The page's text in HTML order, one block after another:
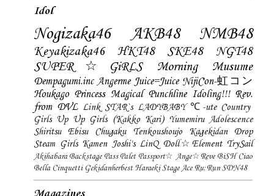
Idol
Nogizaka46 AKB48 NMB48
Keyakizaka46 HKT48 SKE48
NGT48
SUPER☆GiRLS
Morning Musume
Dempagumi.inc Angerme Juice=Juice NijiCon-虹コン
Houkago Princess Magical Punchline Idoling!!! Rev.
from DVL Link STAR`s LADYBABY ℃-ute Country
Girls Up Up Girls (Kakko Kari) Yumemiru Adolescence
Shiritsu Ebisu Chugaku
Tenkoushoujo Kagekidan
Drop
Steam Girls Kamen Joshi's LinQ Doll☆Element TrySail
Akihabara Backstage Pass Palet Passport☆ Ange☆Reve BiSH Ciao
Bella Cinquetti Gekidanherbest Haraeki Stage Ace Ru:Run SDN48